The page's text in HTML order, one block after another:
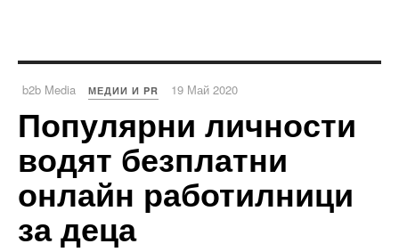
b2b Media МЕДИИ И PR 19 Май 2020
Популярни личности
водят безплатни
онлайн работилници
за деца